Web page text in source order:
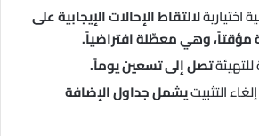
اختياريةلالتقاط الإحالات الإيجابية على
مؤقتاً، وهي معطّلة افتراضياً.
تصل إلى تسعين يوماً.
التثبيتيشمل جداول الإضافة